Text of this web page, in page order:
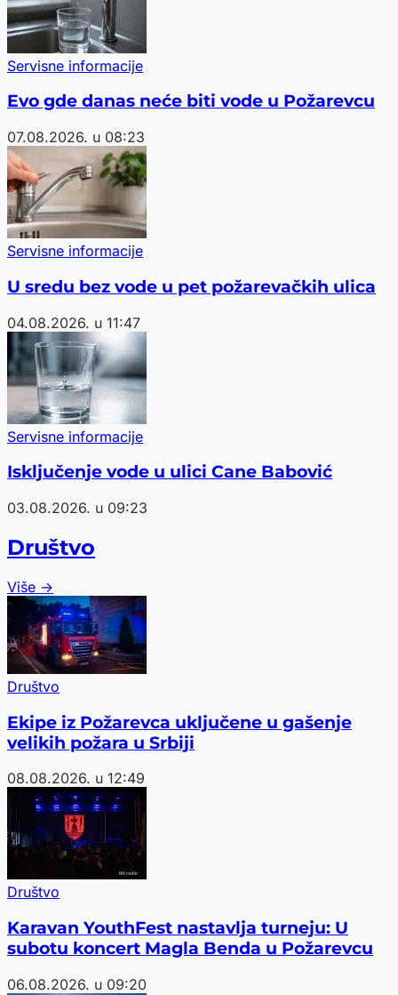
Servisne informacije
Evo gde danas neće biti vode u Požarevcu
07.08.2026. u 08:23
Servisne informacije
U sredu bez vode u pet požarevačkih ulica
04.08.2026. u 11:47
Servisne informacije
Isključenje vode u ulici Cane Babović
03.08.2026. u 09:23
Društvo
Više →
Društvo
Ekipe iz Požarevca uključene u gašenje
velikih požara u Srbiji
08.08.2026. u 12:49
Društvo
Karavan YouthFest nastavlja turneju: U
subotu koncert Magla Benda u Požarevcu
06.08.2026. u 09:20